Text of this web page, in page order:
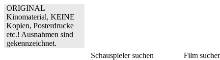
ORIGINAL
Kinomaterial, KEINE
Kopien, Posterdrucke
etc.! Ausnahmen sind
gekennzeichnet.
Schauspieler suchen Film